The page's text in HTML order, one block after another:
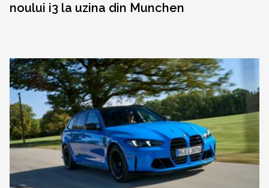
noului i3 la uzina din Munchen